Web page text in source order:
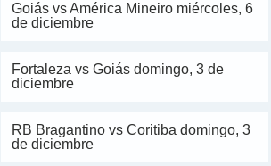
Goiás vs América Mineiro miércoles, 6
de diciembre
Fortaleza vs Goiás domingo, 3 de
diciembre
RB Bragantino vs Coritiba domingo, 3
de diciembre